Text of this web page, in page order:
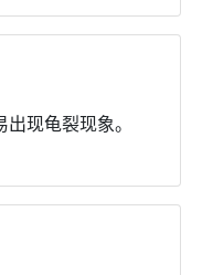
现⻳裂现象。